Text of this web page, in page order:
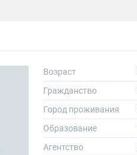
Возраст
Гражданство
Город проживания
Образование
Агентство